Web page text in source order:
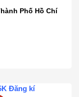
Phố Hồ Chí
Đăng kí